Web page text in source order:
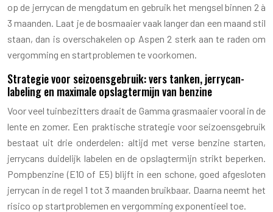
op de jerrycan de mengdatum en gebruik het mengsel binnen 2 à
3 maanden. Laat je de bosmaaier vaak langer dan een maand stil
staan, dan is overschakelen op Aspen 2 sterk aan te raden om
vergomming en startproblemen te voorkomen.
Strategie voor seizoensgebruik: vers tanken, jerrycan-
labeling en maximale opslagtermijn van benzine
Voor veel tuinbezitters draait de Gamma grasmaaier vooral in de
lente en zomer. Een praktische strategie voor seizoensgebruik
bestaat uit drie onderdelen: altijd met verse benzine starten,
jerrycans duidelijk labelen en de opslagtermijn strikt beperken.
Pompbenzine (E10 of E5) blijft in een schone, goed afgesloten
jerrycan in de regel 1 tot 3 maanden bruikbaar. Daarna neemt het
risico op startproblemen en vergomming exponentieel toe.